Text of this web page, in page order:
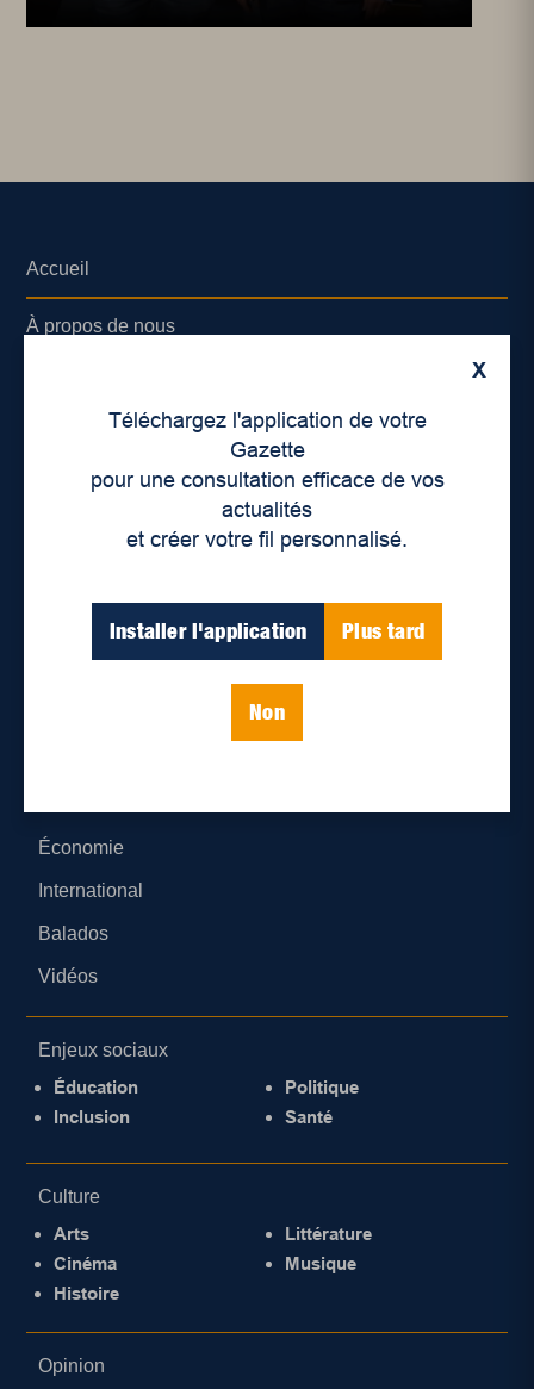
X
Téléchargez l'application de votre
Gazette
pour une consultation efficace de vos
actualités
et créer votre fil personnalisé.
Installer l'application Plus tard
Non
Accueil
À propos de nous
Lieux de distribution
Économie
International
Balados
Vidéos
Enjeux sociaux
Éducation
Inclusion
Politique
Santé
Culture
Arts
Cinéma
Histoire
Littérature
Musique
Opinion